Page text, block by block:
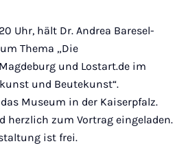
Mail
Uhr, hält Dr. Andrea Baresel-
Thema „Die
und Lostart.de im
und Beutekunst“.
Museum in der Kaiserpfalz.
herzlich zum Vortrag eingeladen.
ist frei.